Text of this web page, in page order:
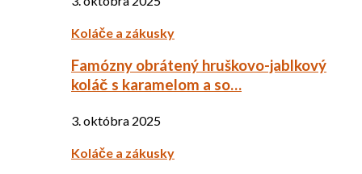
Koláče a zákusky
Famózny obrátený hruškovo-jablkový
koláč s karamelom a so…
3. októbra 2025
Koláče a zákusky